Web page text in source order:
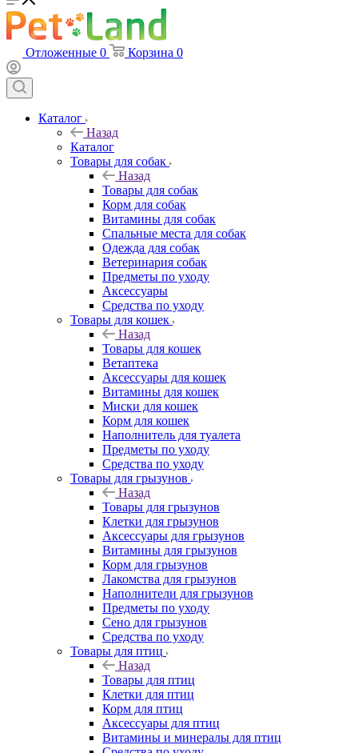
Отложенные 0 Корзина 0
Каталог
Назад
Каталог
Товары для собак
Назад
Товары для собак
Корм для собак
Витамины для собак
Спальные места для собак
Одежда для собак
Ветеринария собак
Предметы по уходу
Аксессуары
Средства по уходу
Товары для кошек
Назад
Товары для кошек
Ветаптека
Аксессуары для кошек
Витамины для кошек
Миски для кошек
Корм для кошек
Наполнитель для туалета
Предметы по уходу
Средства по уходу
Товары для грызунов
Назад
Товары для грызунов
Клетки для грызунов
Аксессуары для грызунов
Витамины для грызунов
Корм для грызунов
Лакомства для грызунов
Наполнители для грызунов
Предметы по уходу
Сено для грызунов
Средства по уходу
Товары для птиц
Назад
Товары для птиц
Клетки для птиц
Корм для птиц
Аксессуары для птиц
Витамины и минералы для птиц